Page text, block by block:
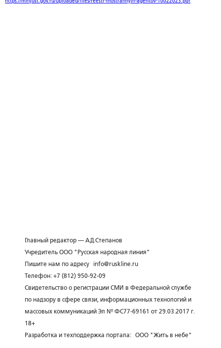
Главный редактор — А.Д.Степанов
Учредитель ООО "Русская народная линия"
Пишите нам по адресу
info@ruskline.ru
Телефон: +7 (812) 950-92-09
Свидетельство о регистрации СМИ в Федеральной службе
по надзору в сфере связи, информационных технологий и
массовых коммуникаций Эл № ФС77-69161 от 29.03.2017 г.
18+
Разработка и техподдержка портала: ООО "Жить в небе"